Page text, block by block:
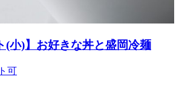
(小)】お好きな丼と盛岡冷麺
可